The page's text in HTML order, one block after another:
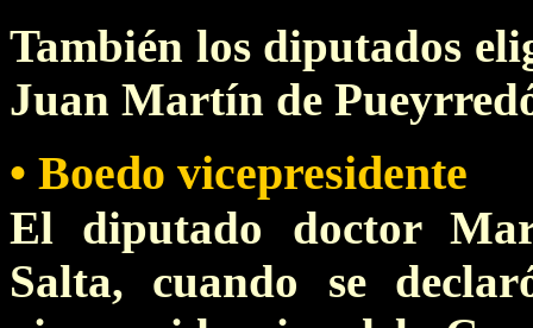
También los diputados
Juan Martín de
• Boedo vicepresidente
El diputado doctor
Salta, cuando se